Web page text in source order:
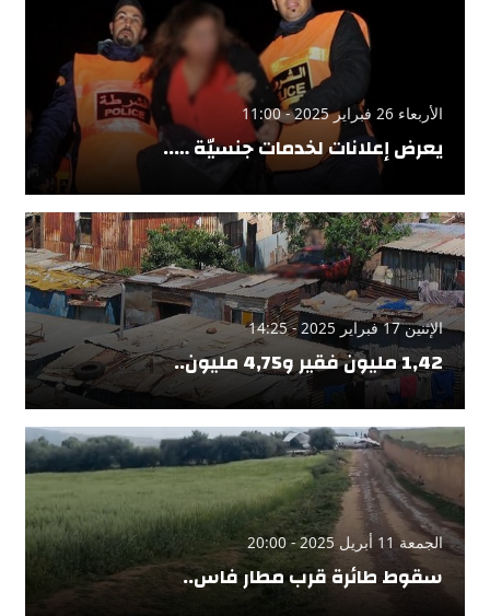
الأربعاء 26 فبراير 2025 - 11:00
يعرض إعلانات لخدمات جنسيّة …..
الإثنين 17 فبراير 2025 - 14:25
1,42 مليون فقير و4,75 مليون..
الجمعة 11 أبريل 2025 - 20:00
سقوط طائرة قرب مطار فاس..